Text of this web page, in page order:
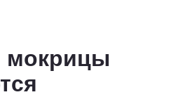
мокрицы